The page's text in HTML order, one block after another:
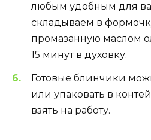
любым удобным для
складываем в
промазанную маслом
15 минут в духовку.
Готовые блинчики
или упаковать в
взять на работу.